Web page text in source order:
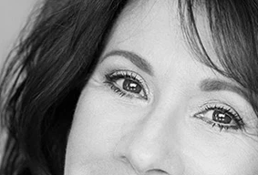
Zone Culture ZoneCulture 2019-
ZoneCulture 2018-2019
ZoneCulture 2022-2023